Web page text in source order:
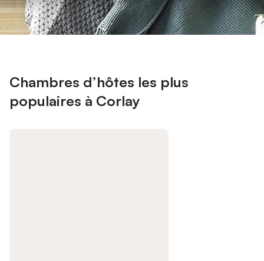
Chambres d’hôtes les plus
populaires à Corlay